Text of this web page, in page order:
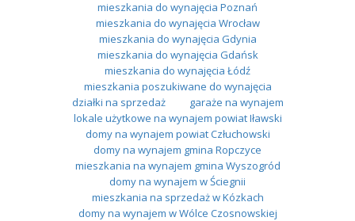
mieszkania do wynajęcia Poznań
mieszkania do wynajęcia Wrocław
mieszkania do wynajęcia Gdynia
mieszkania do wynajęcia Gdańsk
mieszkania do wynajęcia Łódź
mieszkania poszukiwane do wynajęcia
działki na sprzedaż
garaże na wynajem
lokale użytkowe na wynajem powiat Iławski
domy na wynajem powiat Człuchowski
domy na wynajem gmina Ropczyce
mieszkania na wynajem gmina Wyszogród
domy na wynajem w Ściegnii
mieszkania na sprzedaż w Kózkach
domy na wynajem w Wólce Czosnowskiej